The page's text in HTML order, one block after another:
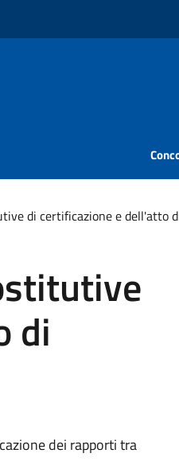
di certificazione e dell'atto
di
dei rapporti tra